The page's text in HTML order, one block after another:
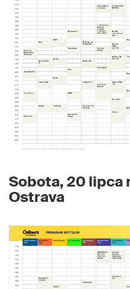
Sobota, 20 lipca
Ostrava